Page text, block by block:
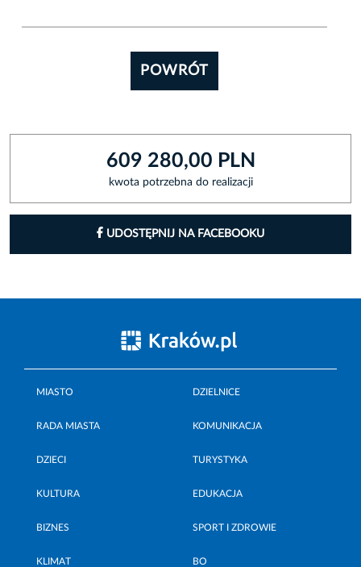
POWRÓT
609 280,00 PLN
kwota potrzebna do realizacji
UDOSTĘPNIJ NA FACEBOOKU
MIASTO DZIELNICE
RADA MIASTA KOMUNIKACJA
DZIECI TURYSTYKA
KULTURA EDUKACJA
BIZNES SPORT I ZDROWIE
KLIMAT BO